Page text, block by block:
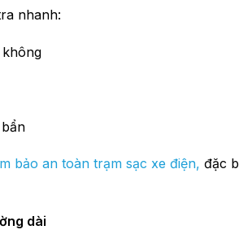
nhanh:
bảo an toàn trạm sạc xe điện, đặc
dài